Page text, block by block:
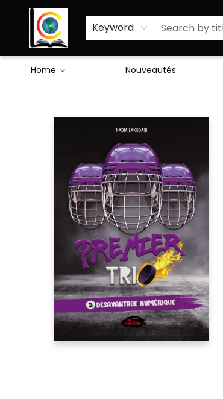
Keyword
Home Nouveautés
Sciences Humaines
Activités & Jeux
Enseignants
Littérature
À Propos de Nous